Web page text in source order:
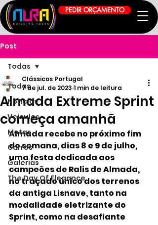
PEDIR ORÇAMENTO
Post
Todas
Notícias
Veículos
Motas
Carros
Galerias
The Day Of Elegance
Todas
Almada Extreme Sprint
começa amanhã
Clássicos Portugal
7 de jul. de 2023 1 min de leitura
Almada recebe no próximo fim
de semana, dias 8 e 9 de julho,
uma festa dedicada aos
campeões de Ralis de Almada,
no traçado único dos terrenos
da antiga Lisnave, tanto na
modalidade eletrizante do
Sprint, como na desafiante